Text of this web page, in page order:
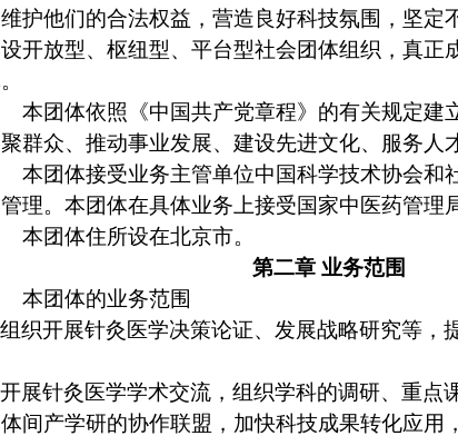
护他们的合法权益，营造良好科技氛围，坚定
开放型、枢纽型、平台型社会团体组织，真正
本团体依照《中国共产党章程》的有关规定建
群众、推动事业发展、建设先进文化、服务人
本团体接受业务主管单位中国科学技术协会和
理。本团体在具体业务上接受国家中医药管理
本团体住所设在北京市。
第二章 业务范围
本团体的业务范围
组织开展针灸医学决策论证、发展战略研究等
开展针灸医学学术交流，组织学科的调研、重
间产学研的协作联盟，加快科技成果转化应用